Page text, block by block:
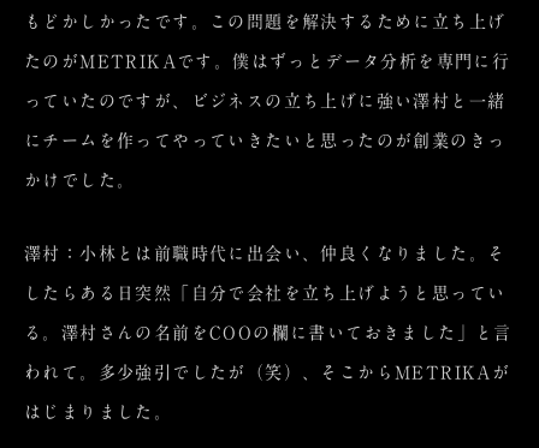
もどかしかったです。この問題を解決するために立ち上げ
たのがMETRIKAです。僕はずっとデータ分析を専門に行
っていたのですが、ビジネスの立ち上げに強い澤村と一緒
にチームを作ってやっていきたいと思ったのが創業のきっ
かけでした。
澤村：小林とは前職時代に出会い、仲良くなりました。そ
したらある日突然「自分で会社を立ち上げようと思ってい
る。澤村さんの名前をCOOの欄に書いておきました」と言
われて。多少強引でしたが（笑）、そこからMETRIKAが
はじまりました。